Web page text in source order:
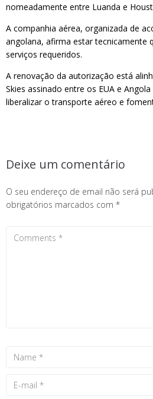
nomeadamente entre Luanda e
A companhia aérea, organizada de
angolana, afirma estar tecnicamente
serviços requeridos.
A renovação da autorização está
Skies assinado entre os EUA e
liberalizar o transporte aéreo e
Deixe um comentário
O seu endereço de email não será
obrigatórios marcados com *